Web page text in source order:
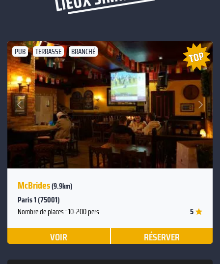
PUB TERRASSE BRANCHÉ
Précédent
Suivant
McBrides(9.9km)
Paris 1 (75001)
Nombre de places : 10-200 pers. 5
VOIR RÉSERVER